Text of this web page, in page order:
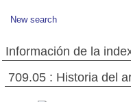
New search
Información de la
709.05 : Historia del